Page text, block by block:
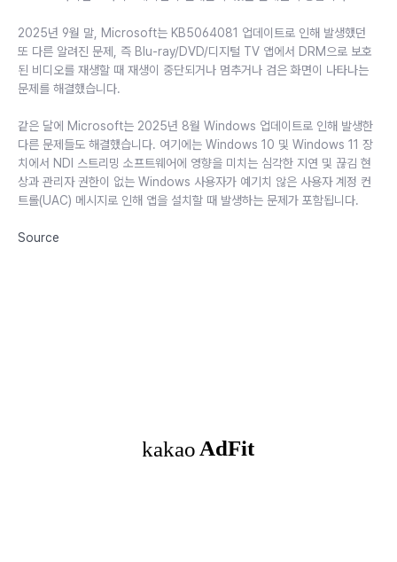
2025년 9월 말, Microsoft는 KB5064081 업데이트로 인해 발생했던
또 다른 알려진 문제, 즉 Blu-ray/DVD/디지털 TV 앱에서 DRM으로 보호
된 비디오를 재생할 때 재생이 중단되거나 멈추거나 검은 화면이 나타나는
문제를 해결했습니다.
같은 달에 Microsoft는 2025년 8월 Windows 업데이트로 인해 발생한
다른 문제들도 해결했습니다. 여기에는 Windows 10 및 Windows 11 장
치에서 NDI 스트리밍 소프트웨어에 영향을 미치는 심각한 지연 및 끊김 현
상과 관리자 권한이 없는 Windows 사용자가 예기치 않은 사용자 계정 컨
트롤(UAC) 메시지로 인해 앱을 설치할 때 발생하는 문제가 포함됩니다.
Source